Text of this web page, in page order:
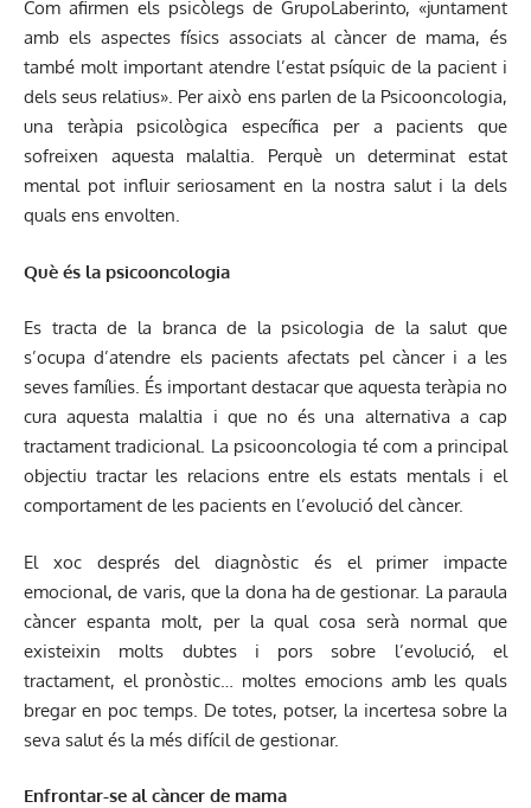
Com afirmen els psicòlegs de GrupoLaberinto, «juntament
amb els aspectes físics associats al càncer de mama, és
també molt important atendre l’estat psíquic de la pacient i
dels seus relatius». Per això ens parlen de la Psicooncologia,
una teràpia psicològica específica per a pacients que
sofreixen aquesta malaltia. Perquè un determinat estat
mental pot influir seriosament en la nostra salut i la dels
quals ens envolten.
Què és la psicooncologia
Es tracta de la branca de la psicologia de la salut que
s’ocupa d’atendre els pacients afectats pel càncer i a les
seves famílies. És important destacar que aquesta teràpia no
cura aquesta malaltia i que no és una alternativa a cap
tractament tradicional. La psicooncologia té com a principal
objectiu tractar les relacions entre els estats mentals i el
comportament de les pacients en l’evolució del càncer.
El xoc després del diagnòstic és el primer impacte
emocional, de varis, que la dona ha de gestionar. La paraula
càncer espanta molt, per la qual cosa serà normal que
existeixin molts dubtes i pors sobre l’evolució, el
tractament, el pronòstic… moltes emocions amb les quals
bregar en poc temps. De totes, potser, la incertesa sobre la
seva salut és la més difícil de gestionar.
Enfrontar-se al càncer de mama